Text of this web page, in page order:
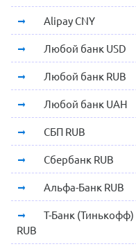
Alipay CNY
Любой банк USD
Любой банк RUB
Любой банк UAH
СБП RUB
Сбербанк RUB
Альфа-Банк RUB
Т-Банк (Тинькофф)
RUB